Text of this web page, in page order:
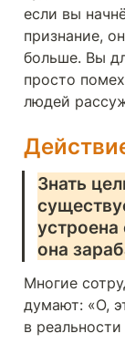
если вы
признание,
больше. Вы
просто
людей
Знать
она
Многие
думают: «О,
в